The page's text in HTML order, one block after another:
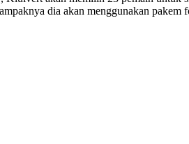
dia akan menggunakan pakem